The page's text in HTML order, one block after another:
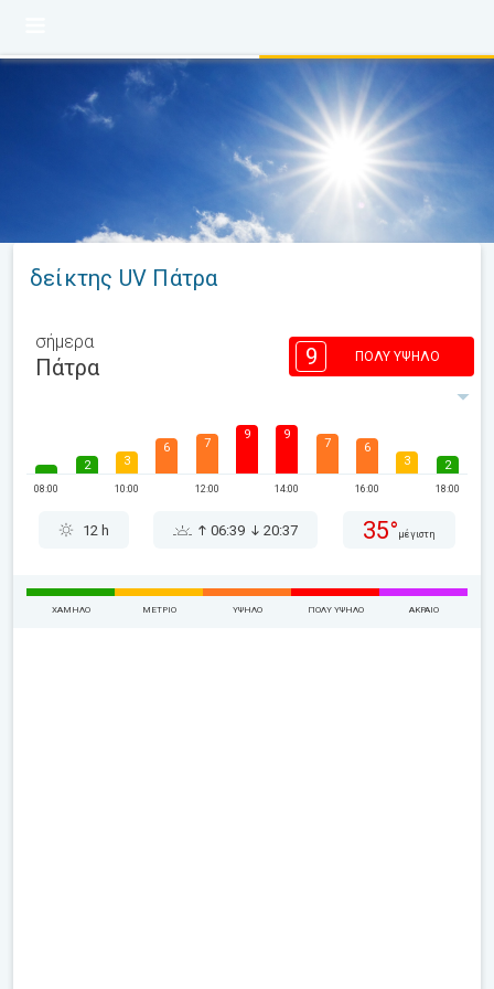
δείκτης UV Πάτρα
σήμερα
Πάτρα 9 ΠΟΛΎ ΥΨΗΛΌ
08:00
2 3
10:00
6 7
12:00
9 9
14:00
7 6
16:00
3 2
18:00
12 h 06:39 20:37 35° μέγιστη
ΧΑΜΗΛΌ ΜΈΤΡΙΟ ΥΨΗΛΌ ΠΟΛΎ ΥΨΗΛΌ ΑΚΡΑΊΟ